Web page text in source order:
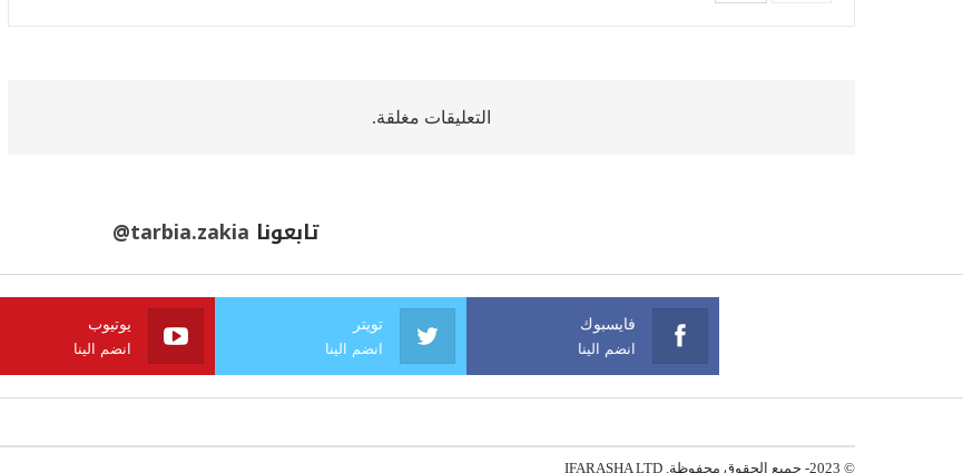
التعليقات مغلقة.
تابعونا @tarbia.zakia
فايسبوك
انضم الينا
تويتر
انضم الينا
يوتيوب
انضم الينا
© 2023- جميع الحقوق محفوظة. IFARASHA LTD